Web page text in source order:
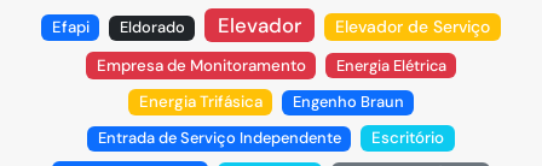
Efapi Eldorado Elevador Elevador de Serviço
Empresa de Monitoramento
Energia Elétrica
Energia Trifásica
Engenho Braun
Entrada de Serviço Independente
Escritório